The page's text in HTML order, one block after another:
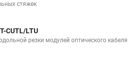
стяжек
CUTL/LTU
резки модулей оптического кабеля